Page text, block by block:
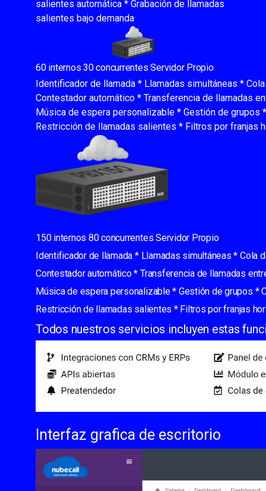
salientes automática * Grabación de llamadas
salientes bajo demanda
60 internos 30 concurrentes Servidor Propio
Identificador de llamada * Llamadas simultáneas *
Contestador automático * Transferencia de llamadas
Música de espera personalizable * Gestión de grupos
Restricción de llamadas salientes * Filtros por franjas
150 internos 80 concurrentes Servidor Propio
Identificador de llamada * Llamadas simultáneas * Cola
Contestador automático * Transferencia de llamadas
Música de espera personalizable * Gestión de grupos *
Restricción de llamadas salientes * Filtros por franjas
Todos nuestros servicios incluyen estas
Interfaz grafica de escritorio